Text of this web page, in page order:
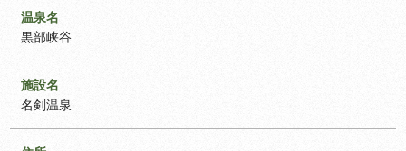
温泉名
黒部峡谷
施設名
名剣温泉